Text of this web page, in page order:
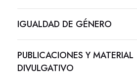
IGUALDAD DE GÉNERO
PUBLICACIONES Y MATERIAL
DIVULGATIVO